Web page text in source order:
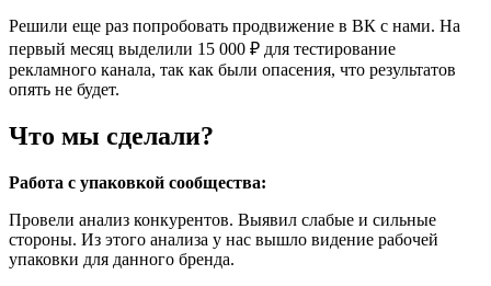
Решили еще раз попробовать продвижение в ВК с нами. На
первый месяц выделили 15 000 ₽ для тестирование
рекламного канала, так как были опасения, что результатов
опять не будет.
Что мы сделали?
Работа с упаковкой сообщества:
Провели анализ конкурентов. Выявил слабые и сильные
стороны. Из этого анализа у нас вышло видение рабочей
упаковки для данного бренда.